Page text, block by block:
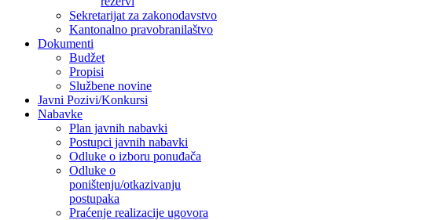
Sekretarijat za zakonodavstvo
Kantonalno pravobranilaštvo
Dokumenti
Budžet
Propisi
Službene novine
Javni Pozivi/Konkursi
Nabavke
Plan javnih nabavki
Postupci javnih nabavki
Odluke o izboru ponuđača
Odluke o
poništenju/otkazivanju
postupaka
Praćenje realizacije ugovora